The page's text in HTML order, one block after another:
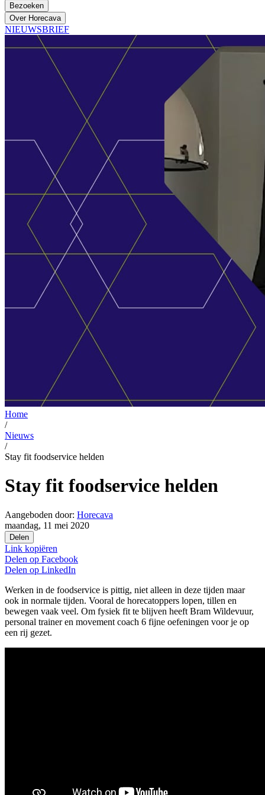
Bezoeken
Over Horecava
NIEUWSBRIEF
Home
/
Nieuws
/
Stay fit foodservice helden
Stay fit foodservice helden
Aangeboden door: Horecava
maandag, 11 mei 2020
Delen
Link kopiëren
Delen op Facebook
Delen op LinkedIn
Werken in de foodservice is pittig, niet alleen in deze tijden maar
ook in normale tijden. Vooral de horecatoppers lopen, tillen en
bewegen vaak veel. Om fysiek fit te blijven heeft Bram Wildevuur,
personal trainer en movement coach 6 fijne oefeningen voor je op
een rij gezet.